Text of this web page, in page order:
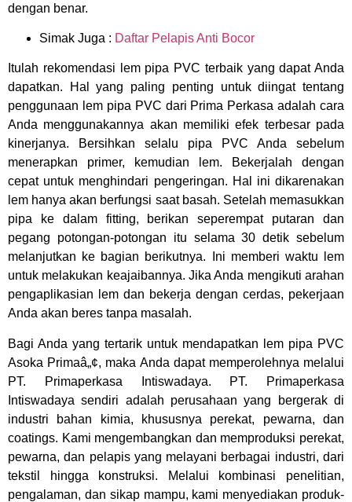
dengan benar.
Simak Juga : Daftar Pelapis Anti Bocor
Itulah rekomendasi lem pipa PVC terbaik yang dapat Anda
dapatkan. Hal yang paling penting untuk diingat tentang
penggunaan lem pipa PVC dari Prima Perkasa adalah cara
Anda menggunakannya akan memiliki efek terbesar pada
kinerjanya. Bersihkan selalu pipa PVC Anda sebelum
menerapkan primer, kemudian lem. Bekerjalah dengan
cepat untuk menghindari pengeringan. Hal ini dikarenakan
lem hanya akan berfungsi saat basah. Setelah memasukkan
pipa ke dalam fitting, berikan seperempat putaran dan
pegang potongan-potongan itu selama 30 detik sebelum
melanjutkan ke bagian berikutnya. Ini memberi waktu lem
untuk melakukan keajaibannya. Jika Anda mengikuti arahan
pengaplikasian lem dan bekerja dengan cerdas, pekerjaan
Anda akan beres tanpa masalah.
Bagi Anda yang tertarik untuk mendapatkan lem pipa PVC
Asoka Primaâ„¢, maka Anda dapat memperolehnya melalui
PT. Primaperkasa Intiswadaya. PT. Primaperkasa
Intiswadaya sendiri adalah perusahaan yang bergerak di
industri bahan kimia, khususnya perekat, pewarna, dan
coatings. Kami mengembangkan dan memproduksi perekat,
pewarna, dan pelapis yang melayani berbagai industri, dari
tekstil hingga konstruksi. Melalui kombinasi penelitian,
pengalaman, dan sikap mampu, kami menyediakan produk-